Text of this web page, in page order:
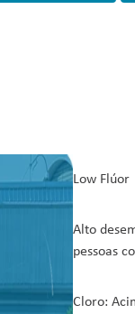
Low Flúor
Alto
pessoas
Cloro: